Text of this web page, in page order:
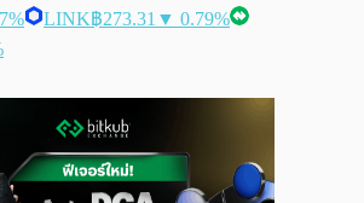
LINK฿273.31 ▼ 0.79%